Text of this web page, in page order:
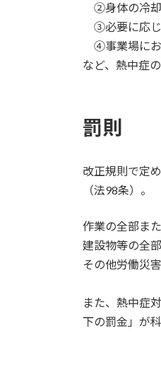
②身体の冷却
③必要に応じ
④事業場にお
など、熱中症
罰則
改正規則で定
（法98条）。
作業の全部ま
建設物等の全
その他労働災
また、熱中症
下の罰金」が